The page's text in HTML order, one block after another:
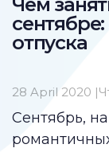
Чем
отпуска
28 April 2020 |
Сентябрь,